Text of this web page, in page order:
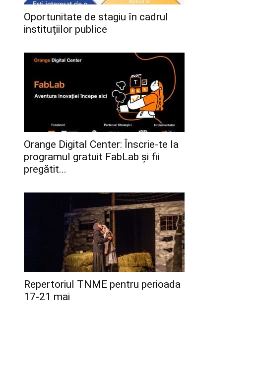
Oportunitate de stagiu în cadrul
instituțiilor publice
Orange Digital Center: Înscrie-te la
programul gratuit FabLab și fii
pregătit...
Repertoriul TNME pentru perioada
17-21 mai